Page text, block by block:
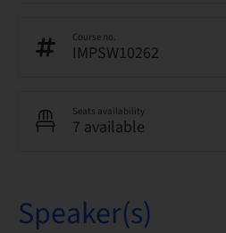
Course no.
IMPSW10262
Seats availability
7 available
Speaker(s)